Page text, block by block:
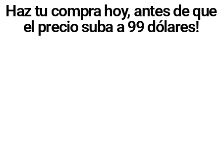
Haz tu compra hoy, antes de que
el precio suba a 99 dólares!